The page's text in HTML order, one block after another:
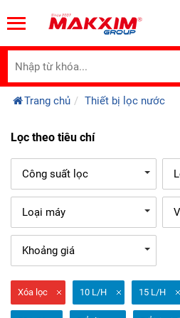
Trang chủ Thiết bị lọc nước
Lọc theo tiêu chí
Công suất lọc
Loại máy
Khoảng giá
Xóa lọc 10 L/H 15 L/H